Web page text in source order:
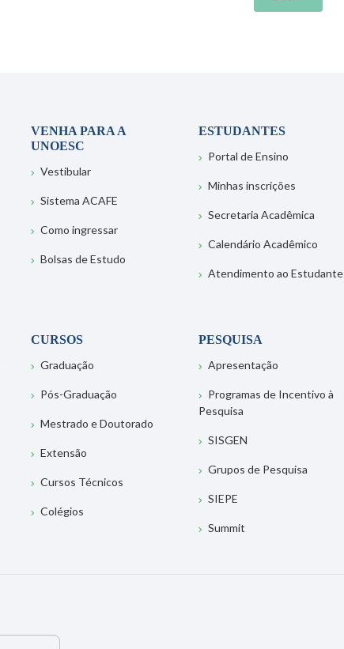
VENHA PARA A
UNOESC
Vestibular
Sistema ACAFE
Como ingressar
Bolsas de Estudo
ESTUDANTES
Portal de Ensino
Minhas inscrições
Secretaria Acadêmica
Calendário Acadêmico
Atendimento ao Estudante
CURSOS
Graduação
Pós-Graduação
Mestrado e Doutorado
Extensão
Cursos Técnicos
Colégios
PESQUISA
Apresentação
Programas de Incentivo à
Pesquisa
SISGEN
Grupos de Pesquisa
SIEPE
Summit